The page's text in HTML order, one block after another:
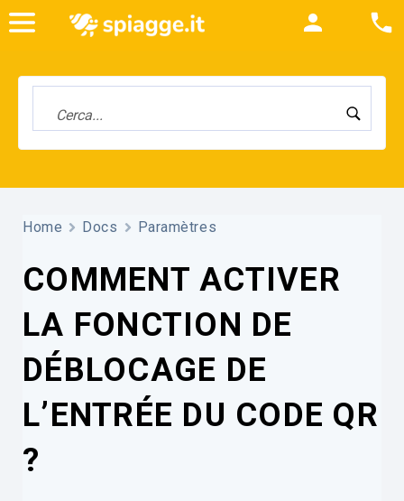
Home Docs Paramètres
COMMENT ACTIVER
LA FONCTION DE
DÉBLOCAGE DE
L’ENTRÉE DU CODE QR
?